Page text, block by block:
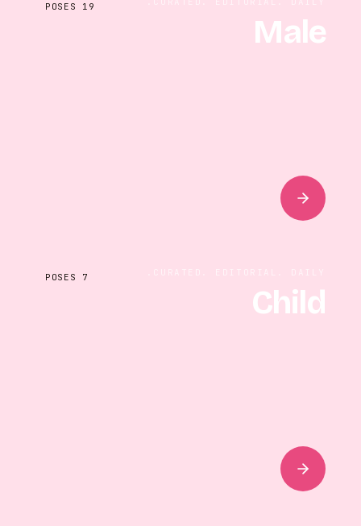
Male
19
Child
7